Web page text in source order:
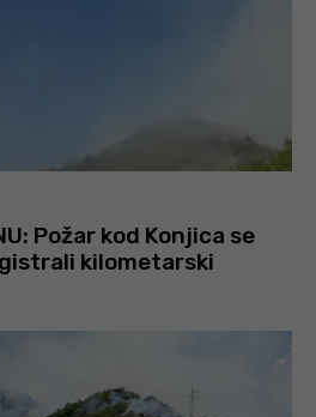
Požar kod Konjica se
kilometarski